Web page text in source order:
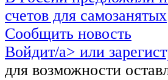
счетов для самозанятых
Сообщить новость
Войдит/a> или
для возможности